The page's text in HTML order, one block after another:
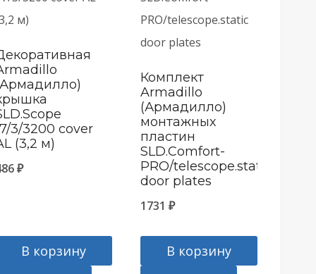
3/3200 cover
(3,2 м)
₽
В корзину
Комплект
Armadillo
(Армадилло)
монтажных
пластин
SLD.Comfort-
PRO/telescope.static
door plates
1731₽
В корзину